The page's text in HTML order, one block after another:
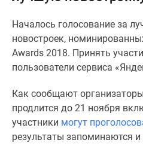
предложения
Коммерческие
помещения
Продавцы
застройщики
Панорамы
новостроек
Видеообзор
Началось голосование за
новостроек,
Awards 2018. Принять
пользователи сервиса
Как сообщают
продлится до 21 ноября
участники могут
результаты запоминаются